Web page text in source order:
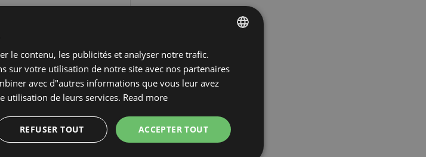
à l'électricité ainsi que
les camping-cars que
salles de bains
même un séjour
– c'est une
SPANISH
ITALIAN
le contenu, les publicités et analyser notre trafic.
sur votre utilisation de notre site avec nos partenaires
avec d"autres informations que vous leur avez
utilisation de leurs services. Read more
ACCEPTER TOUT
REFUSER TOUT